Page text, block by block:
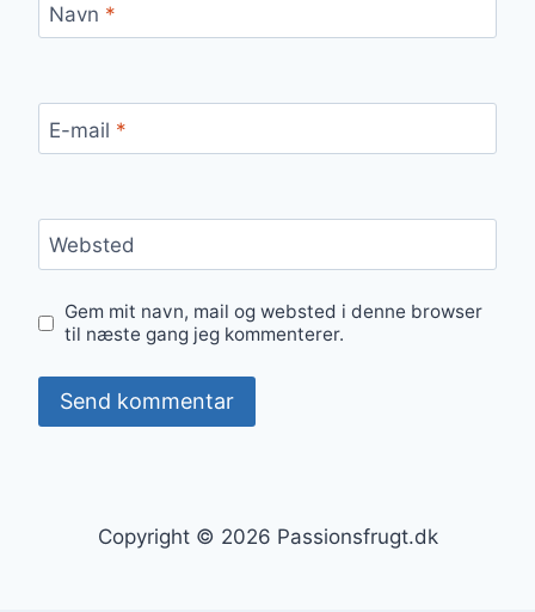
Navn *
E-mail *
Websted
Gem mit navn, mail og websted i denne browser
til næste gang jeg kommenterer.
Copyright © 2026 Passionsfrugt.dk